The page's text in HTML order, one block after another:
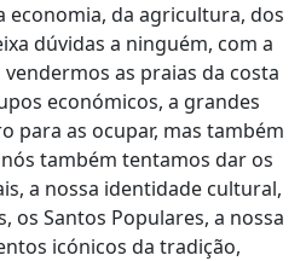
economia, da agricultura, dos
dúvidas a ninguém, com a
as praias da costa
económicos, a grandes
para as ocupar, mas também
também tentamos dar os
a nossa identidade cultural,
os Santos Populares, a nossa
icónicos da tradição,